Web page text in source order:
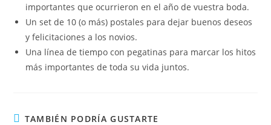
importantes que ocurrieron en el año de vuestra boda.
Un set de 10 (o más) postales para dejar buenos deseos
y felicitaciones a los novios.
Una línea de tiempo con pegatinas para marcar los hitos
más importantes de toda su vida juntos.
TAMBIÉN PODRÍA GUSTARTE